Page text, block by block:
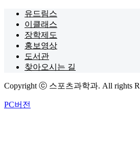
유드림스
이클래스
장학제도
홍보영상
도서관
찾아오시는 길
Copyright ⓒ 스포츠과학과. All rights
PC버전